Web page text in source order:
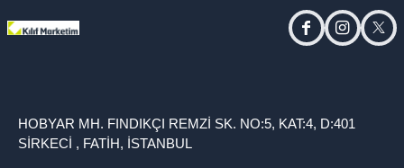
facebookinstagram
HOBYAR MH. FINDIKÇI REMZİ SK. NO:5, KAT:4, D:401
SİRKECİ , FATİH, İSTANBUL